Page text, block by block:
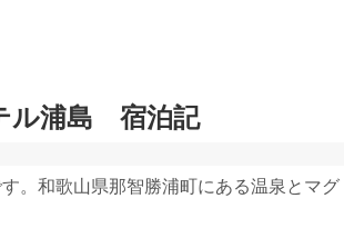
ル浦島 宿泊記
。和歌山県那智勝浦町にある温泉とマグ